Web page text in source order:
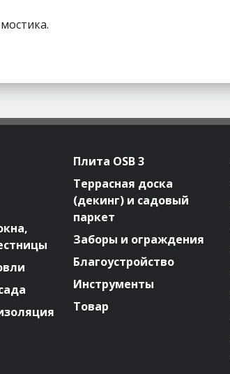
Плита OSB 3
Террасная доска
(декинг) и садовый
паркет
Заборы и ограждения
Благоустройство
Инструменты
Товар